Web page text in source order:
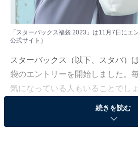
「スターバックス福袋 2023」は11月7日にエ
公式サイト ）
スターバックス（以下、スタバ）
袋のエントリーを開始しました。
気になっている人もいることでし
ス福袋 2023」は全てオンラインに
内に応募すればOKです。早速福袋
続きを読む